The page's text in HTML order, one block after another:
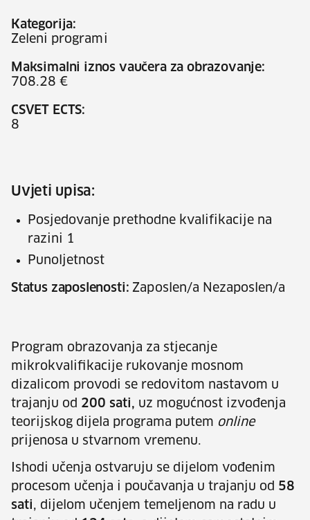
Kategorija:
Zeleni programi
Maksimalni iznos vaučera za obrazovanje:
708.28 €
CSVET ECTS:
8
Uvjeti upisa:
Posjedovanje prethodne kvalifikacije na
razini 1
Punoljetnost
Status zaposlenosti: Zaposlen/a Nezaposlen/a
Program obrazovanja za stjecanje
mikrokvalifikacije rukovanje mosnom
dizalicom provodi se redovitom nastavom u
trajanju od 200 sati, uz mogućnost izvođenja
teorijskog dijela programa putem online
prijenosa u stvarnom vremenu.
Ishodi učenja ostvaruju se dijelom vođenim
procesom učenja i poučavanja u trajanju od 58
sati, dijelom učenjem temeljenom na radu u